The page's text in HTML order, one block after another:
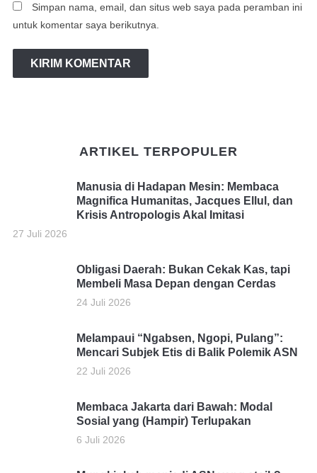
Simpan nama, email, dan situs web saya pada peramban ini
untuk komentar saya berikutnya.
ARTIKEL TERPOPULER
Manusia di Hadapan Mesin: Membaca
Magnifica Humanitas, Jacques Ellul, dan
Krisis Antropologis Akal Imitasi
27 Juli 2026
Obligasi Daerah: Bukan Cekak Kas, tapi
Membeli Masa Depan dengan Cerdas
24 Juli 2026
Melampaui “Ngabsen, Ngopi, Pulang”:
Mencari Subjek Etis di Balik Polemik ASN
22 Juli 2026
Membaca Jakarta dari Bawah: Modal
Sosial yang (Hampir) Terlupakan
6 Juli 2026